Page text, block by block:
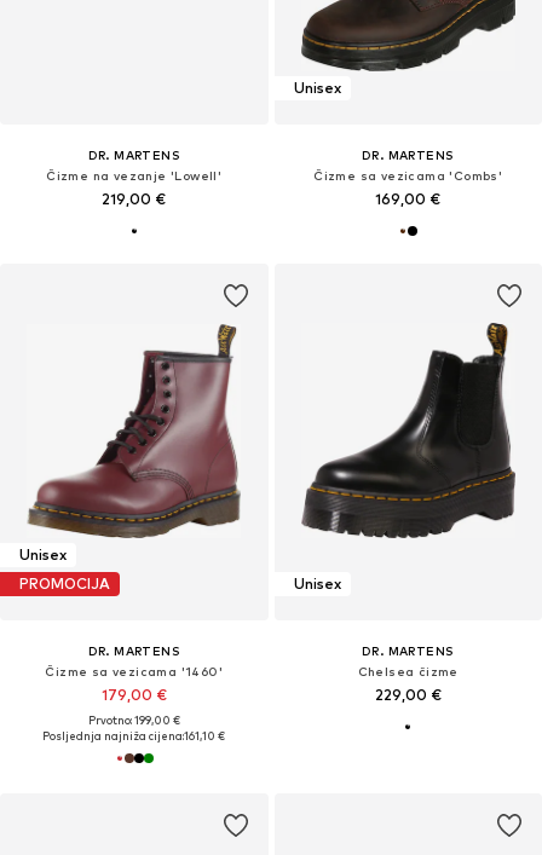
DR. MARTENS
Čizme na vezanje 'Lowell'
219,00 €
Unisex
DR. MARTENS
Čizme sa vezicama 'Combs'
169,00 €
Unisex
PROMOCIJA
DR. MARTENS
Čizme sa vezicama '1460'
179,00 €
Prvotno: 199,00 €
Posljednja najniža cijena:161,10 €
Unisex
DR. MARTENS
Chelsea čizme
229,00 €